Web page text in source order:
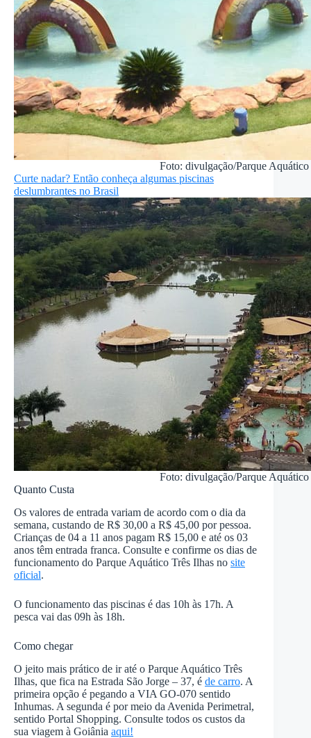
Foto: divulgação/Parque Aquático
Curte nadar? Então conheça algumas piscinas
deslumbrantes no Brasil
Foto: divulgação/Parque Aquático
Quanto Custa
Os valores de entrada variam de acordo com o dia da
semana, custando de R$ 30,00 a R$ 45,00 por pessoa.
Crianças de 04 a 11 anos pagam R$ 15,00 e até os 03
anos têm entrada franca. Consulte e confirme os dias de
funcionamento do Parque Aquático Três Ilhas no site
oficial.
O funcionamento das piscinas é das 10h às 17h. A
pesca vai das 09h às 18h.
Como chegar
O jeito mais prático de ir até o Parque Aquático Três
Ilhas, que fica na Estrada São Jorge – 37, é de carro. A
primeira opção é pegando a VIA GO-070 sentido
Inhumas. A segunda é por meio da Avenida Perimetral,
sentido Portal Shopping. Consulte todos os custos da
sua viagem à Goiânia aqui!